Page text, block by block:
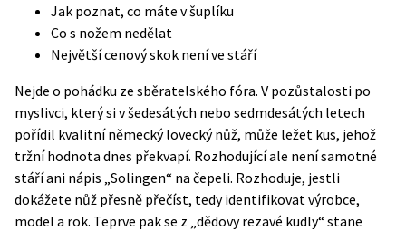
Jak poznat, co máte v šuplíku
Co s nožem nedělat
Největší cenový skok není ve stáří
Nejde o pohádku ze sběratelského fóra. V pozůstalosti po
myslivci, který si v šedesátých nebo sedmdesátých letech
pořídil kvalitní německý lovecký nůž, může ležet kus, jehož
tržní hodnota dnes překvapí. Rozhodující ale není samotné
stáří ani nápis „Solingen“ na čepeli. Rozhoduje, jestli
dokážete nůž přesně přečíst, tedy identifikovat výrobce,
model a rok. Teprve pak se z „dědovy rezavé kudly“ stane